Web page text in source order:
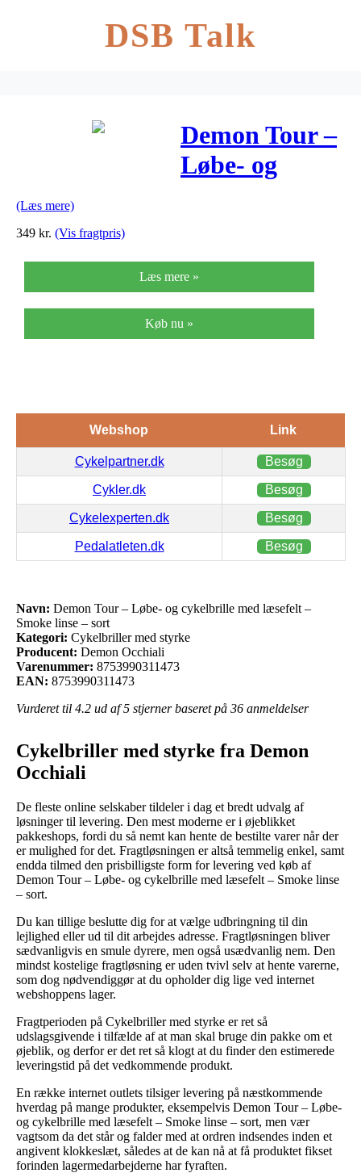
DSB Talk
Demon Tour –
Løbe- og
Smoke linse –
sort
(Læs mere)
349 kr. (Vis fragtpris)
Læs mere »
Køb nu »
Webshop Link
Cykelpartner.dk Besøg
Cykler.dk Besøg
Cykelexperten.dk Besøg
Pedalatleten.dk Besøg
Navn: Demon Tour – Løbe- og cykelbrille med læsefelt –
Smoke linse – sort
Kategori: Cykelbriller med styrke
Producent: Demon Occhiali
Varenummer: 8753990311473
EAN: 8753990311473
Vurderet til 4.2 ud af 5 stjerner baseret på 36 anmeldelser
Cykelbriller med styrke fra Demon
Occhiali
De fleste online selskaber tildeler i dag et bredt udvalg af
løsninger til levering. Den mest moderne er i øjeblikket
pakkeshops, fordi du så nemt kan hente de bestilte varer når der
er mulighed for det. Fragtløsningen er altså temmelig enkel, samt
endda tilmed den prisbilligste form for levering ved køb af
Demon Tour – Løbe- og cykelbrille med læsefelt – Smoke linse
– sort.
Du kan tillige beslutte dig for at vælge udbringning til din
lejlighed eller ud til dit arbejdes adresse. Fragtløsningen bliver
sædvanligvis en smule dyrere, men også usædvanlig nem. Den
mindst kostelige fragtløsning er uden tvivl selv at hente varerne,
som dog nødvendiggør at du opholder dig lige ved internet
webshoppens lager.
Fragtperioden på Cykelbriller med styrke er ret så
udslagsgivende i tilfælde af at man skal bruge din pakke om et
øjeblik, og derfor er det ret så klogt at du finder den estimerede
leveringstid på det vedkommende produkt.
En række internet outlets tilsiger levering på næstkommende
hverdag på mange produkter, eksempelvis Demon Tour – Løbe-
og cykelbrille med læsefelt – Smoke linse – sort, men vær
vagtsom da det står og falder med at ordren indsendes inden et
angivent klokkeslæt, således at de kan nå at få produktet fikset
forinden lagermedarbejderne har fyraften.